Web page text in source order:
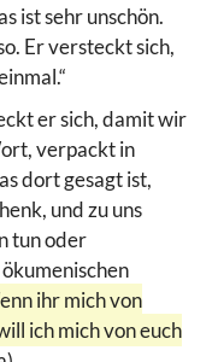
ist sehr unschön.
Er versteckt sich,
er sich, damit wir
verpackt in
dort gesagt ist,
und zu uns
tun oder
ihr mich von
ich mich von euch